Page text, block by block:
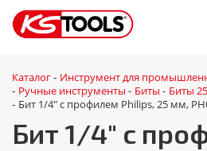
Каталог - Инструмент для
- Ручные инструменты - Биты - Биты
- Бит 1/4" с профилем Philips, 25 мм,
Бит 1/4" с